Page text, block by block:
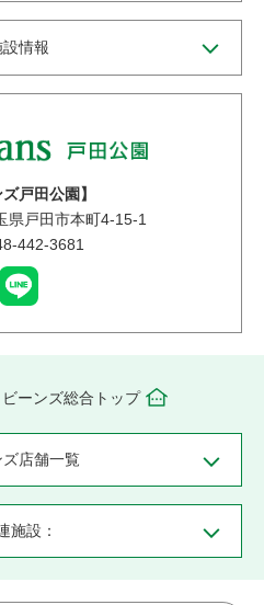
設情報
ズ戸田公園】
県戸田市本町4-15-1
442-3681
ビーンズ総合トップ
ズ店舗一覧
施設：